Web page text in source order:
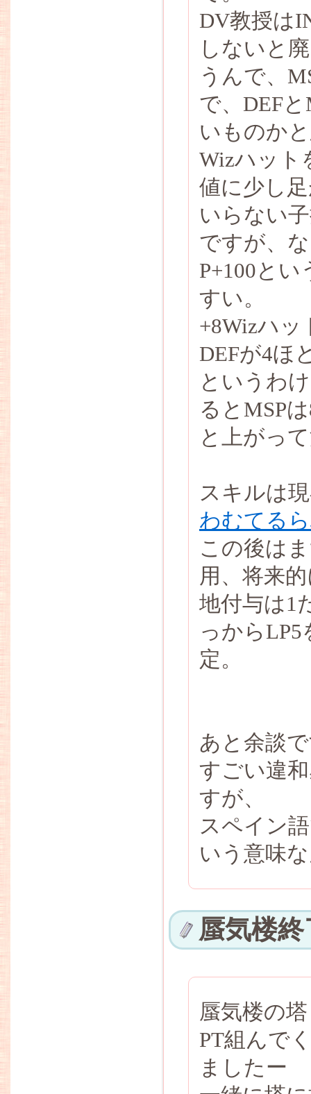
DV教授は
しないと
うんで、
で、DEF
いものか
Wizハット
値に少し
いらない
ですが、
P+100と
すい。
+8Wizハ
DEFが4ほ
というわ
るとMSP
と上がっ
スキルは
わむてる
この後は
用、将来
地付与は1
っからLP5
定。
あと余談
すごい違
すが、
スペイン
いう意味
蜃気楼終
蜃気楼の
PT組んで
ましたー